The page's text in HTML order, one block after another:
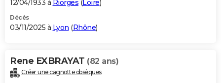
12/04/1933 à Riorges (Loire)
Décès
03/11/2025 à Lyon (Rhône)
Rene EXBRAYAT (82 ans)
Créer une cagnotte obsèques